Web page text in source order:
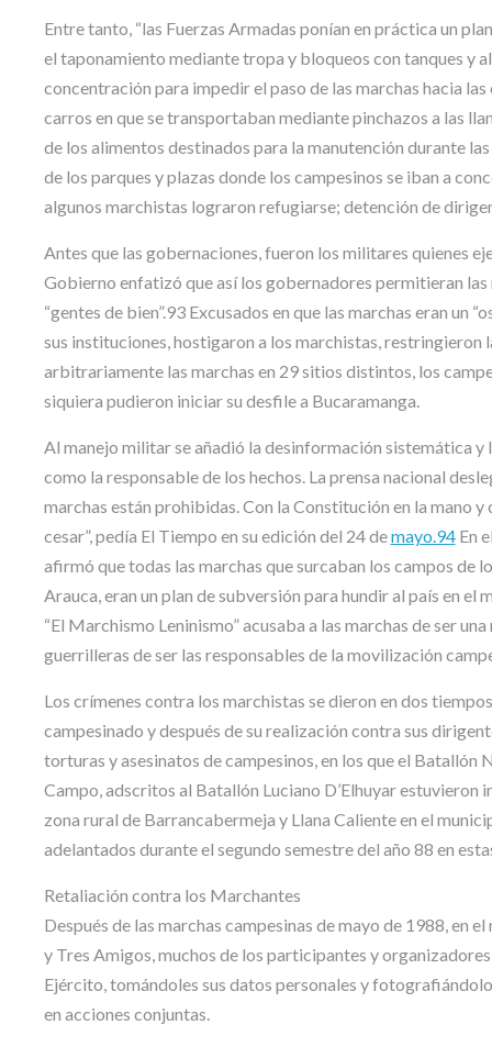
Entre tanto, “las Fuerzas Armadas ponían en práctica un
el taponamiento mediante tropa y bloqueos con tanques y
concentración para impedir el paso de las marchas hacia
carros en que se transportaban mediante pinchazos a las
de los alimentos destinados para la manutención durante
de los parques y plazas donde los campesinos se iban a
algunos marchistas lograron refugiarse; detención de
Antes que las gobernaciones, fueron los militares quienes
Gobierno enfatizó que así los gobernadores permitieran
“gentes de bien”.93 Excusados en que las marchas eran
sus instituciones, hostigaron a los marchistas,
arbitrariamente las marchas en 29 sitios distintos, los
siquiera pudieron iniciar su desfile a Bucaramanga.
Al manejo militar se añadió la desinformación sistemática
como la responsable de los hechos. La prensa nacional
marchas están prohibidas. Con la Constitución en la mano
cesar”, pedía El Tiempo en su edición del 24 demayo.94En
afirmó que todas las marchas que surcaban los campos de
Arauca, eran un plan de subversión para hundir al país en
“El Marchismo Leninismo” acusaba a las marchas de ser
guerrilleras de ser las responsables de la movilización
Los crímenes contra los marchistas se dieron en dos
campesinado y después de su realización contra sus
torturas y asesinatos de campesinos, en los que el
Campo, adscritos al Batallón Luciano D’Elhuyar estuvieron
zona rural de Barrancabermeja y Llana Caliente en el
adelantados durante el segundo semestre del año 88 en
Retaliación contra los Marchantes
Después de las marchas campesinas de mayo de 1988, en
y Tres Amigos, muchos de los participantes y
Ejército, tomándoles sus datos personales y
en acciones conjuntas.